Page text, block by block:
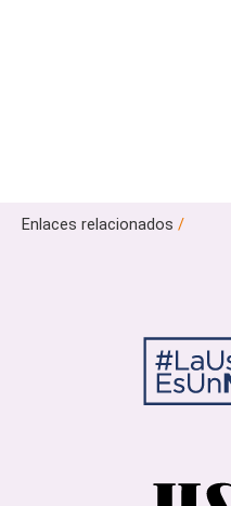
Enlaces relacionados /